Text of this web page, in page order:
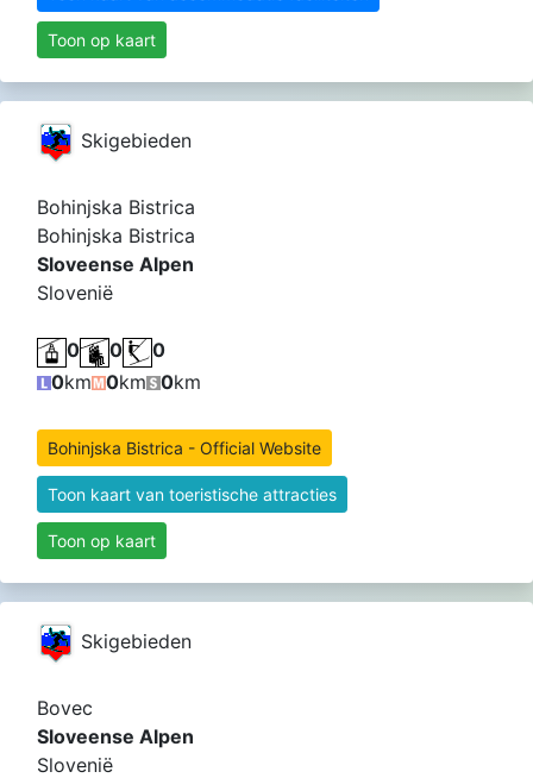
Toon op kaart
Skigebieden
Bohinjska Bistrica
Bohinjska Bistrica
Sloveense Alpen
Slovenië
0 0
0
0km 0km 0km
Bohinjska Bistrica - Official Website
Toon kaart van toeristische attracties
Toon op kaart
Skigebieden
Bovec
Sloveense Alpen
Slovenië